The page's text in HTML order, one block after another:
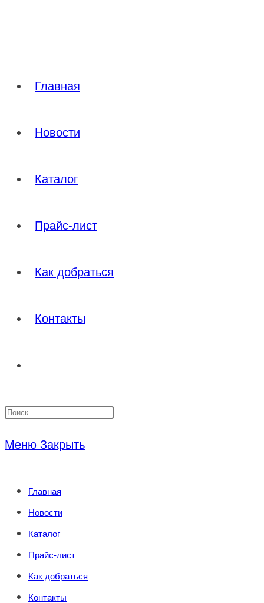
Главная
Новости
Каталог
Прайс-лист
Как добраться
Контакты
поиск
сайту
Нажмите
Меню Закрыть
Главная
Новости
Каталог
Прайс-лист
Как добраться
Контакты